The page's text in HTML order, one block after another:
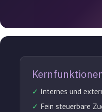
✓ Internes und
✓ Fein steuerbare